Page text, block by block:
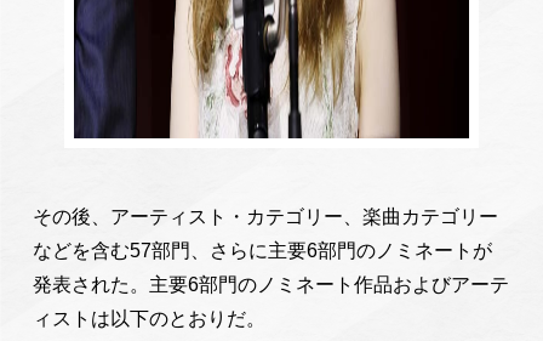
その後、アーティスト・カテゴリー、楽曲カテゴリー
などを含む57部門、さらに主要6部門のノミネートが
発表された。主要6部門のノミネート作品およびアーテ
ィストは以下のとおりだ。